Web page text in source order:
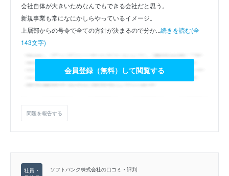
会社自体が大きいためなんでもできる会社だと思う。
新規事業も常になにかしらやっているイメージ。
上層部からの号令で全ての方針が決まるので分か...続きを読む(全
143文字)
会員登録（無料）して閲覧する
問題を報告する
ソフトバンク株式会社の口コミ・評判